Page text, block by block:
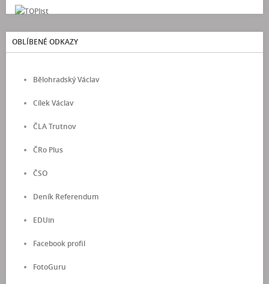
OBLÍBENÉ ODKAZY
Bělohradský Václav
Cílek Václav
ČLA Trutnov
ČRo Plus
ČSO
Deník Referendum
EDUin
Facebook profil
FotoGuru